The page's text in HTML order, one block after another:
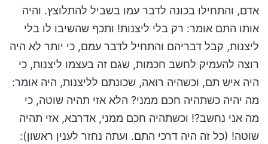
אדם, והתחילו בכונה לדבר עמו בשביל להתלוצץ. והיה
אותו התם אומר: רק בלי ליצנות! ותכף שהשיבו לו בלי
ליצנות, קבל דבריהם והתחיל לדבר עמם, כי יותר לא היה
רוצה להעמיק לחשב חכמות, שגם זה בעצמו ליצנות, כי
היה איש תם, וכשהיה רואה, שכונתם לליצנות, היה אומר:
מה יהיה כשתהיה חכם ממני? הלא אזי תהיה שוטה, כי
מה אני נחשב?! וכשתהיה חכם ממני, אדרבא, אזי תהיה
שוטה! (כל זה היה דרכי התם. ועתה נחזר לענין ראשון):